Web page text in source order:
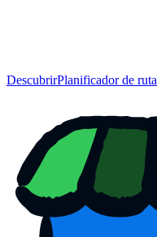
DescubrirPlanificador de